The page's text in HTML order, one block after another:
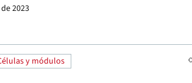
2023
y módulos